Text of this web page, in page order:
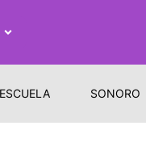
ESCUELA SONORO